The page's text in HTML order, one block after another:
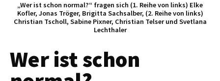
„Wer ist schon normal?“ fragen sich (1. Reihe von links) Elke
Kofler, Jonas Tröger, Brigitta Sachsalber, (2. Reihe von links)
Christian Tscholl, Sabine Pixner, Christian Telser und Svetlana
Lechthaler
Wer ist schon